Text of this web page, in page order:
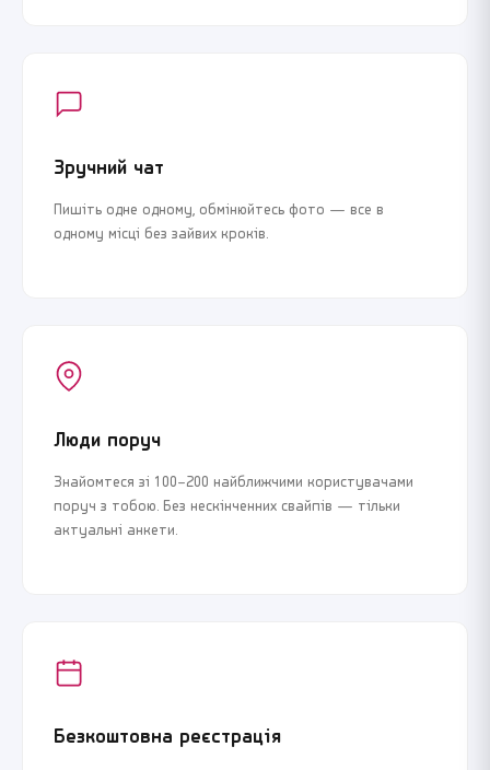
Зручний чат
Пишіть одне одному, обмінюйтесь фото — все в
одному місці без зайвих кроків.
Люди поруч
Знайомтеся зі 100–200 найближчими користувачами
поруч з тобою. Без нескінченних свайпів — тільки
актуальні анкети.
Безкоштовна реєстрація